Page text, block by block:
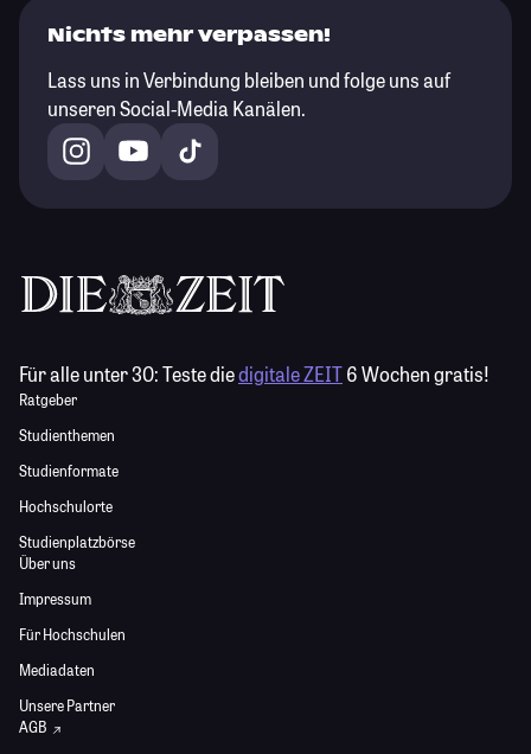
Nichts mehr verpassen!
Lass uns in Verbindung bleiben und folge uns auf
unseren Social-Media Kanälen.
Für alle unter 30:Teste diedigitale ZEIT6 Wochen gratis!
Ratgeber
Studienthemen
Studienformate
Hochschulorte
Studienplatzbörse
Über uns
Impressum
Für Hochschulen
Mediadaten
Unsere Partner
AGB